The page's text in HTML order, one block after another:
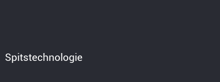
Spitstechnologie